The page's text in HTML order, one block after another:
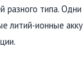
разного типа.
литий-ионные